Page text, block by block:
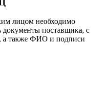
лицом необходимо
документы поставщика, с
а также ФИО и подписи